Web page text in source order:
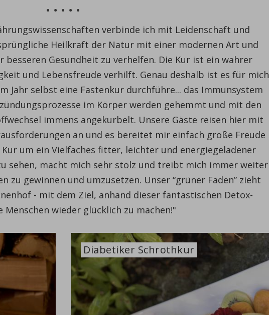
verbinde ich mit Leidenschaft und
Heilkraft der Natur mit einer modernen Art und
besseren Gesundheit zu verhelfen. Die Kur ist ein wahrer
und Lebensfreude verhilft. Genau deshalb ist es für mich
Jahr selbst eine Fastenkur durchführe... das Immunsystem
im Körper werden gehemmt und mit den
immens angekurbelt. Unsere Gäste reisen hier mit
an und es bereitet mir einfach große Freude
Kur um ein Vielfaches fitter, leichter und energiegeladener
sehen, macht mich sehr stolz und treibt mich immer weiter
zu gewinnen und umzusetzen. Unser “grüner Faden” zieht
- mit dem Ziel, anhand dieser fantastischen Detox-
Menschen wieder glücklich zu machen!"
Diabetiker Schrothkur